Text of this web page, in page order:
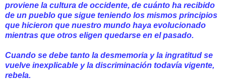
proviene la cultura de occidente, de cuánto ha recibido
de un pueblo que sigue teniendo los mismos principios
que hicieron que nuestro mundo haya evolucionado
mientras que otros eligen quedarse en el pasado.
Cuando se debe tanto la desmemoria y la ingratitud se
vuelve inexplicable y la discriminación todavía vigente,
rebela.